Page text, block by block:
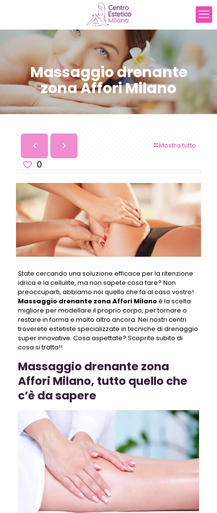
Massaggio drenante
zona Affori Milano
Mostra tutto
0
State cercando una soluzione efficace per la ritenzione
idrica e la cellulite, ma non sapete cosa fare? Non
preoccuparti, abbiamo noi quello che fa al caso vostro!
Massaggio drenante zona Affori Milanoè la scelta
migliore per modellare il proprio corpo, per tornare o
restare in forma e molto altro ancora. Nei nostri centri
troverete estetiste specializzate in tecniche di drenaggio
super innovative. Cosa aspettate? Scoprite subito di
cosa si tratta!!
Massaggio drenante zona
Affori Milano, tutto quello che
c’è da sapere